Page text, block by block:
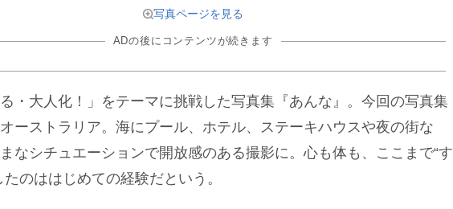
写真ページを見る
ADの後にコンテンツが続きます
・大人化！」をテーマに挑戦した写真集『あんな』。今回の写真集
ーストラリア。海にプール、ホテル、ステーキハウスや夜の街な
なシチュエーションで開放感のある撮影に。心も体も、ここまで“す
たのははじめての経験だという。